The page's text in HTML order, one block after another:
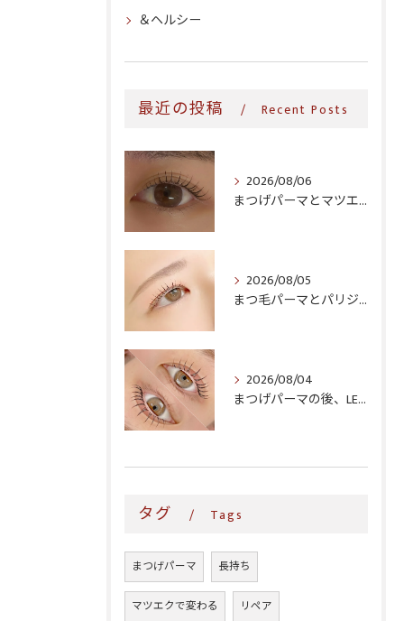
＆ヘルシー
最近の投稿 Recent Posts
2026/08/06
まつげパーマとマツエク、生活導線に合うのはどっち?時短・継続コストで比較
2026/08/05
まつ毛パーマとパリジェンヌ、どっちがいい?仕上がり・料金・ダメージ感を徹底比較
2026/08/04
まつげパーマの後、LEDマツエクはいつからできる?1週間〜3か月の目安を徹底解説
タグ Tags
まつげパーマ 長持ち
マツエクで変わる リペア